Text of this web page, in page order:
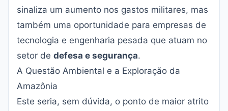
sinaliza um aumento nos gastos militares, mas
também uma oportunidade para empresas de
tecnologia e engenharia pesada que atuam no
setor de defesa e segurança.
A Questão Ambiental e a Exploração da
Amazônia
Este seria, sem dúvida, o ponto de maior atrito